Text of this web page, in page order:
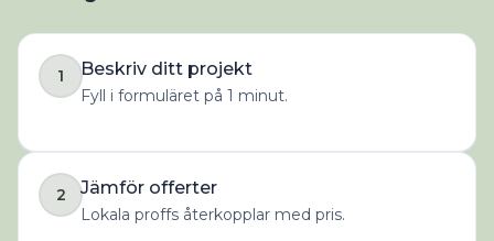
1 Beskriv ditt projekt
Fyll i formuläret på 1 minut.
2 Jämför offerter
Lokala proffs återkopplar med pris.